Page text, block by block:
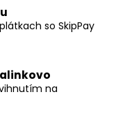
so SkipPay
na